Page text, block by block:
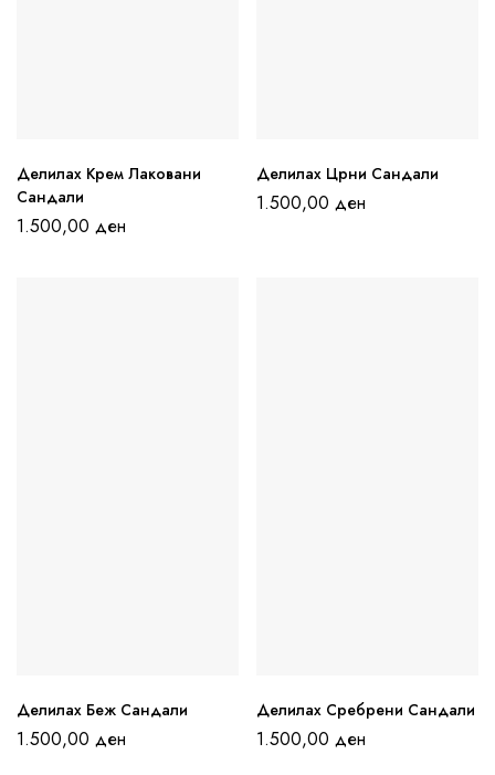
Делилах Крем Лаковани
Сандали
1.500,00 ден
Делилах Црни Сандали
1.500,00 ден
Делилах Беж Сандали
1.500,00 ден
Делилах Сребрени Сандали
1.500,00 ден